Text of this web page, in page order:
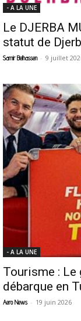
- A LA UNE
Le DJERBA
statut de
Samir Belhassen - 9 juillet
- A LA UNE
Tourisme :
débarque en
Aero News - 19 juin 2026